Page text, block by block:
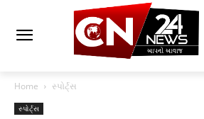
Home સ્પોર્ટ્સ
સ્પોર્ટ્સ